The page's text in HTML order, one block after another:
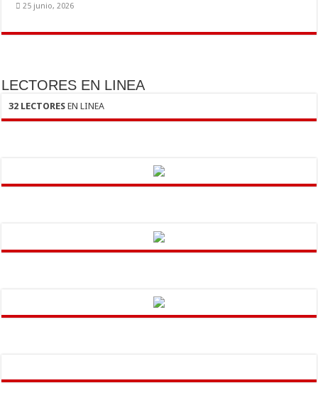
25 junio, 2026
LECTORES EN LINEA
32 LECTORES EN LINEA